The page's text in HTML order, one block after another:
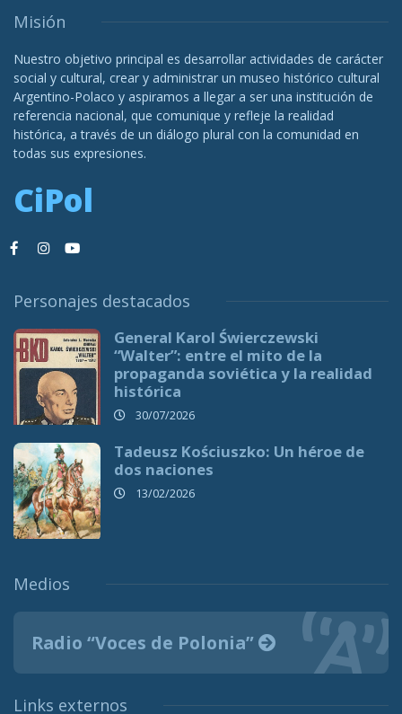
Misión
Nuestro objetivo principal es desarrollar actividades de carácter
social y cultural, crear y administrar un museo histórico cultural
Argentino-Polaco y aspiramos a llegar a ser una institución de
referencia nacional, que comunique y refleje la realidad
histórica, a través de un diálogo plural con la comunidad en
todas sus expresiones.
CiPol
Personajes destacados
General Karol Świerczewski
“Walter”: entre el mito de la
propaganda soviética y la realidad
histórica
30/07/2026
Tadeusz Kościuszko: Un héroe de
dos naciones
13/02/2026
Medios
Radio “Voces de Polonia”
Links externos